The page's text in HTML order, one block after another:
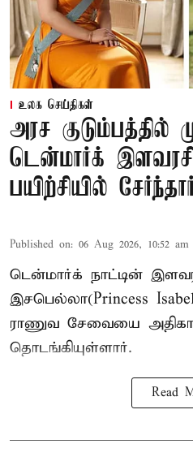
உலக செய்திகள்
அரச குடும்பத்தில்
டென்மார்க்
பயிற்சியில்
Published on: 06 Aug 2026, 10:52 am
டென்மார்க் நாட்டின்
இசபெல்லா(Princess
ராணுவ சேவையை
தொடங்கியுள்ளார்.
Read